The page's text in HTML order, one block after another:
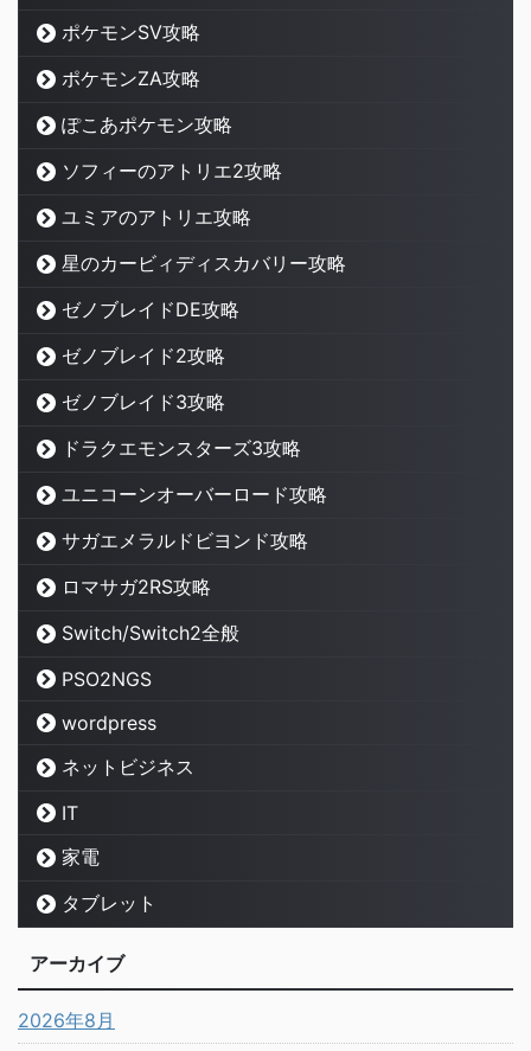
ポケモンSV攻略
ポケモンZA攻略
ぽこあポケモン攻略
ソフィーのアトリエ2攻略
ユミアのアトリエ攻略
星のカービィディスカバリー攻略
ゼノブレイドDE攻略
ゼノブレイド2攻略
ゼノブレイド3攻略
ドラクエモンスターズ3攻略
ユニコーンオーバーロード攻略
サガエメラルドビヨンド攻略
ロマサガ2RS攻略
Switch/Switch2全般
PSO2NGS
wordpress
ネットビジネス
IT
家電
タブレット
アーカイブ
2026年8月